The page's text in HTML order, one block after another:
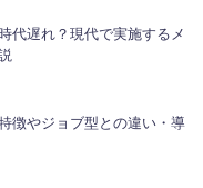
代遅れ？現代で実施するメ
徴やジョブ型との違い・導